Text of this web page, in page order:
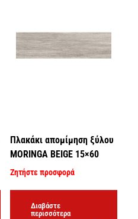
Πλακάκι απομίμηση ξύλου
MORINGA BEIGE 15×60
Ζητήστε προσφορά
Διαβάστε
περισσότερα